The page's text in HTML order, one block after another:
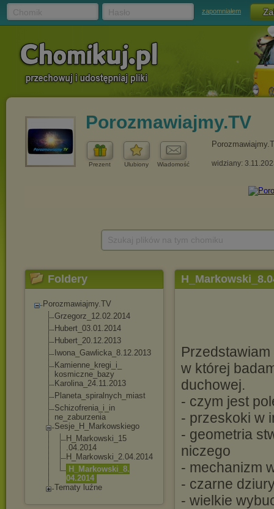
zapomniałem
Porozmawiajmy.TV
Prezent Ulubiony Wiadomość widziany:
Foldery
Porozmawiajmy.TV
Grzegorz_12.02.2014
Hubert_03.01.2014
Hubert_20.12.2013
Iwona_Gawlicka_8.12.2013
Kamienne_kregi_i_
kosmiczne_bazy
Karolina_24.11.2013
Planeta_spiralnyc h_miast
Schizofrenia_i_in
ne_zaburzenia
Sesje_H_Markowskiego
H_Markowski_15
.04.2014
H_Markowski_2.04.2014
H_Markowski_8.
04.2014
Tematy luźne
w której
duchowej.
- czym jest
- przeskoki w
- geometria
niczego
- mechanizm
- czarne
- wielkie